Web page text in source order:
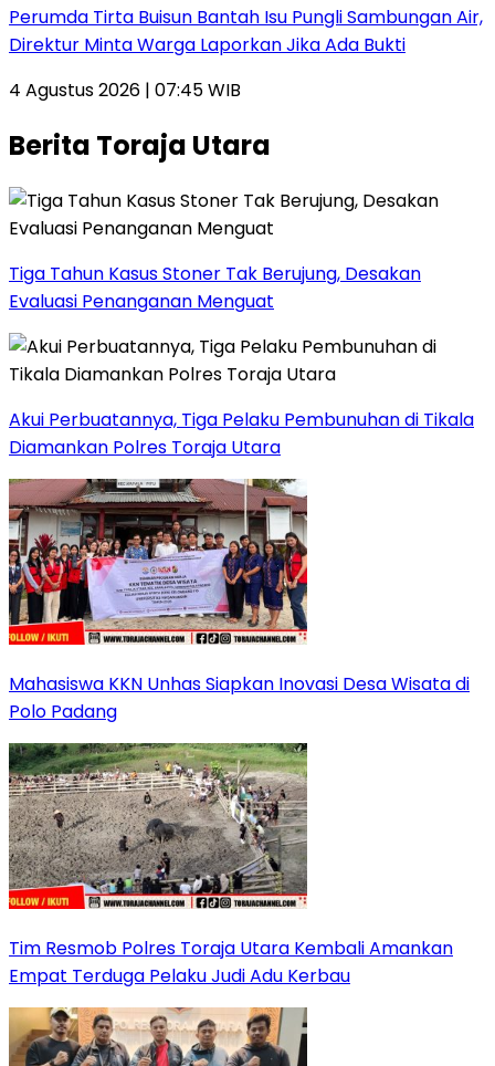
Perumda Tirta Buisun Bantah Isu Pungli Sambungan Air,
Direktur Minta Warga Laporkan Jika Ada Bukti
4 Agustus 2026 | 07:45 WIB
Berita Toraja Utara
Tiga Tahun Kasus Stoner Tak Berujung, Desakan
Evaluasi Penanganan Menguat
Akui Perbuatannya, Tiga Pelaku Pembunuhan di Tikala
Diamankan Polres Toraja Utara
Mahasiswa KKN Unhas Siapkan Inovasi Desa Wisata di
Polo Padang
Tim Resmob Polres Toraja Utara Kembali Amankan
Empat Terduga Pelaku Judi Adu Kerbau